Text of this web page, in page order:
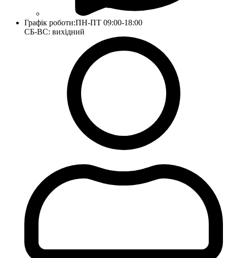
Графік роботи:ПН-ПТ 09:00-18:00
СБ-ВС: вихідний